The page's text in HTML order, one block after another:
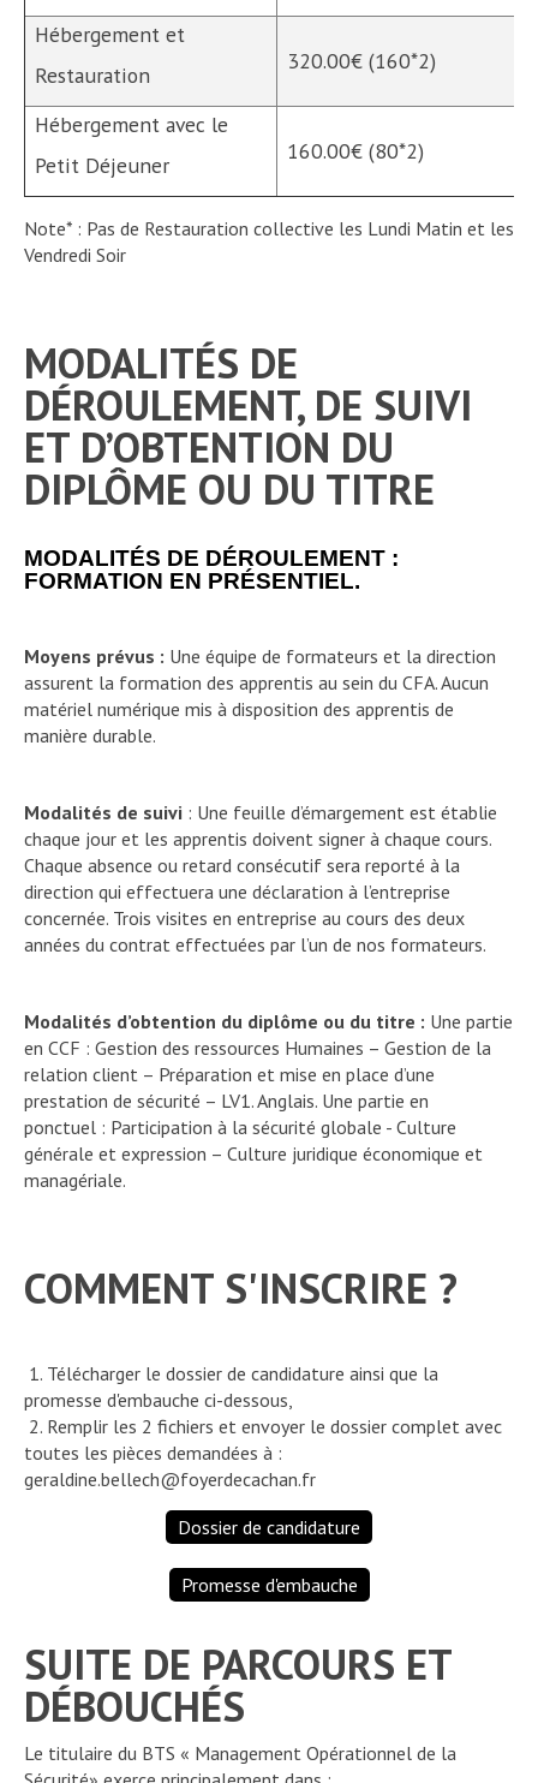
Hébergement et
Restauration
320.00€ (160*2)
Hébergement avec le
Petit Déjeuner
160.00€ (80*2)
Note* : Pas de Restauration collective les Lundi Matin et les
Vendredi Soir
MODALITÉS DE
DÉROULEMENT, DE SUIVI
ET D’OBTENTION DU
DIPLÔME OU DU TITRE
MODALITÉS DE DÉROULEMENT :
FORMATION EN PRÉSENTIEL.
Moyens prévus : Une équipe de formateurs et la direction
assurent la formation des apprentis au sein du CFA. Aucun
matériel numérique mis à disposition des apprentis de
manière durable.
Modalités de suivi : Une feuille d’émargement est établie
chaque jour et les apprentis doivent signer à chaque cours.
Chaque absence ou retard consécutif sera reporté à la
direction qui effectuera une déclaration à l’entreprise
concernée. Trois visites en entreprise au cours des deux
années du contrat effectuées par l’un de nos formateurs.
Modalités d’obtention du diplôme ou du titre : Une partie
en CCF : Gestion des ressources Humaines – Gestion de la
relation client – Préparation et mise en place d’une
prestation de sécurité – LV1. Anglais. Une partie en
ponctuel : Participation à la sécurité globale - Culture
générale et expression – Culture juridique économique et
managériale.
COMMENT S'INSCRIRE ?
1. Télécharger le dossier de candidature ainsi que la
promesse d'embauche ci-dessous,
2. Remplir les 2 fichiers et envoyer le dossier complet avec
toutes les pièces demandées à :
geraldine.bellech@foyerdecachan.fr
Dossier de candidature
Promesse d'embauche
SUITE DE PARCOURS ET
DÉBOUCHÉS
Le titulaire du BTS « Management Opérationnel de la